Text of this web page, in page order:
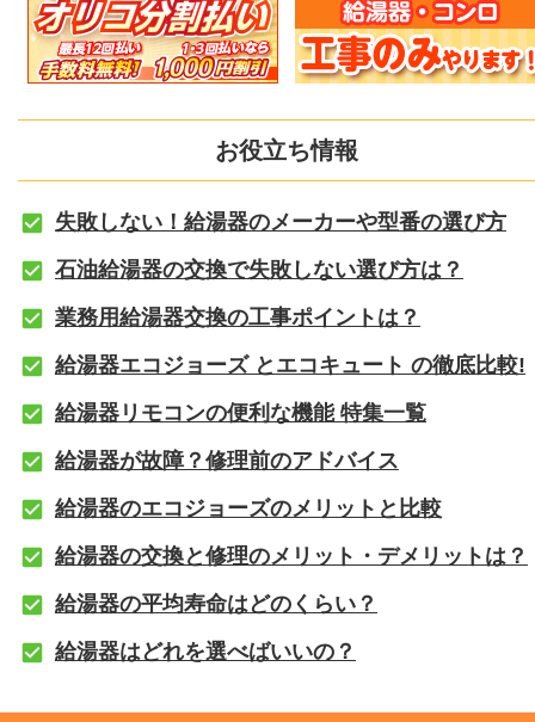
お役立ち情報
失敗しない！給湯器のメーカーや型番の選び方
石油給湯器の交換で失敗しない選び方は？
業務用給湯器交換の工事ポイントは？
給湯器エコジョーズ とエコキュート の徹底比較!
給湯器リモコンの便利な機能 特集一覧
給湯器が故障？修理前のアドバイス
給湯器のエコジョーズのメリットと比較
給湯器の交換と修理のメリット・デメリットは？
給湯器の平均寿命はどのくらい？
給湯器はどれを選べばいいの？